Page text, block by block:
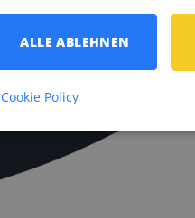
ALLE ABLEHNEN
Cookie Policy